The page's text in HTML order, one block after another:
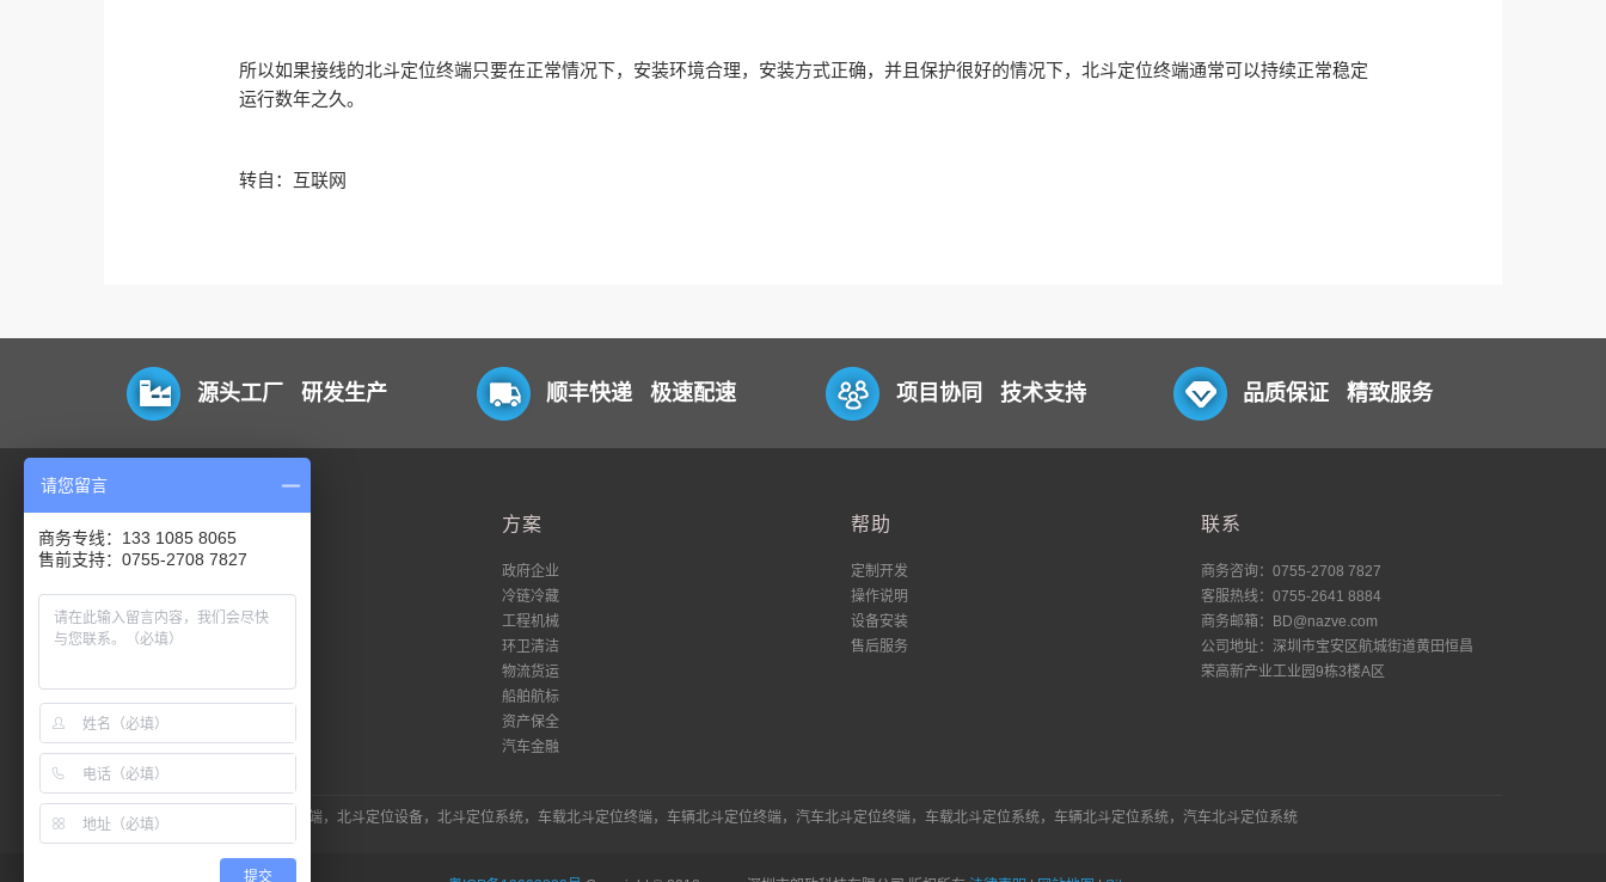
所以如果接线的北斗定位终端只要在正常情况下，安装环境合理，安装方式正确，并且保护很好的情况下，北斗定位终端通常可以持续正常稳定
运行数年之久。
转自：互联网
源头工厂 研发生产 顺丰快递 极速配速 项目协同 技术支持 品质保证 精致服务
电脑端
移动端
数据流
私有化
方案
政府企业
冷链冷藏
工程机械
环卫清洁
物流货运
船舶航标
资产保全
汽车金融
帮助
定制开发
操作说明
设备安装
售后服务
联系
商务咨询：0755-2708 7827
客服热线：0755-2641 8884
商务邮箱：BD@nazve.com
公司地址：深圳市宝安区航城街道黄田恒昌
荣高新产业工业园9栋3楼A区
LINK：北斗定位器，北斗定位终端，北斗定位设备，北斗定位系统，车载北斗定位终端，车辆北斗定位终端，汽车北斗定位终端，车载北斗定位系统，车辆北斗定位系统，汽车北斗定位系统
请您留言
商务专线：133 1085 8065
售前支持：0755-2708 7827
提交